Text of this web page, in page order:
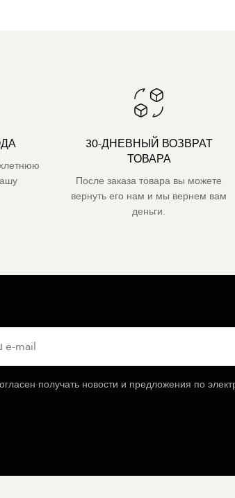
30-ДНЕВНЫЙ ВОЗВРАТ
ТОВАРА
После заказа товара вы можете
вернуть его нам и мы вернем вам
деньги.
получать новости и предложения по